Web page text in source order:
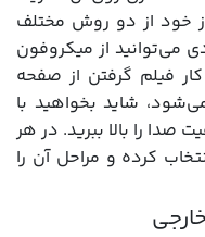
خود از دو روش مختلف
می‌توانید از میکروفون
فیلم گرفتن از صفحه
شاید بخواهید با
را بالا ببرید. در هر
کرده و مراحل آن را